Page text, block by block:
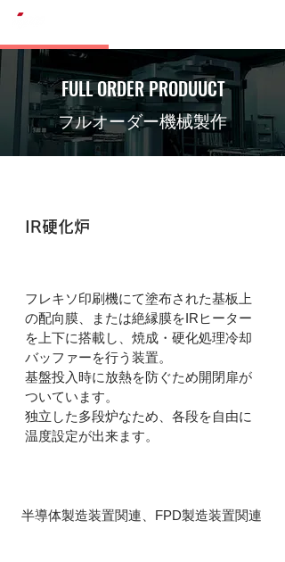
FULL ORDER PRODUUCT
フルオーダー機械製作
IR硬化炉
フレキソ印刷機にて塗布された基板上
の配向膜、または絶縁膜をIRヒーター
を上下に搭載し、焼成・硬化処理冷却
バッファーを行う装置。
基盤投入時に放熱を防ぐため開閉扉が
ついています。
独立した多段炉なため、各段を自由に
温度設定が出来ます。
半導体製造装置関連、FPD製造装置関連